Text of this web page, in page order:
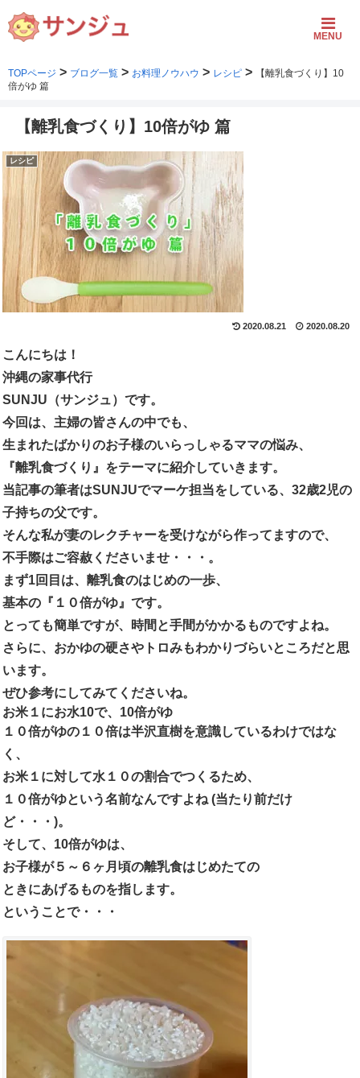
MENU
TOPページ > ブログ一覧 > お料理ノウハウ > レシピ >
【離乳食づくり】10
倍がゆ 篇
【離乳食づくり】10倍がゆ 篇
レシピ
2020.08.21 2020.08.20
こんにちは！
沖縄の家事代行
SUNJU（サンジュ）です。
今回は、主婦の皆さんの中でも、
生まれたばかりのお子様のいらっしゃるママの悩み、
『離乳食づくり』をテーマに紹介していきます。
当記事の筆者はSUNJUでマーケ担当をしている、32歳2児の
子持ちの父です。
そんな私が妻のレクチャーを受けながら作ってますので、
不手際はご容赦くださいませ・・・。
まず1回目は、離乳食のはじめの一歩、
基本の『１０倍がゆ』です。
とっても簡単ですが、時間と手間がかかるものですよね。
さらに、おかゆの硬さやトロみもわかりづらいところだと思
います。
ぜひ参考にしてみてくださいね。
お米１にお水10で、10倍がゆ
１０倍がゆの１０倍は半沢直樹を意識しているわけではな
く、
お米１に対して水１０の割合でつくるため、
１０倍がゆという名前なんですよね (当たり前だけ
ど・・・)。
そして、10倍がゆは、
お子様が５～６ヶ月頃の離乳食はじめたての
ときにあげるものを指します。
ということで・・・